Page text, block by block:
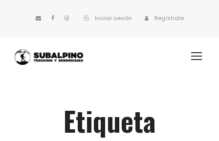
Iniciar sesión Regístrate
Etiqueta